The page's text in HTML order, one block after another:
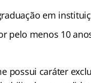
em
pelo menos 10
possui caráter